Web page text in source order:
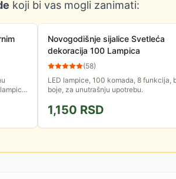
koji bi vas mogli zanimati:
Novogodišnje sijalice Svetleća
dekoracija 100 Lampica
(58)
LED lampice, 100 komada, 8 funkcija,
boje, za unutrašnju upotrebu.
1,150 RSD